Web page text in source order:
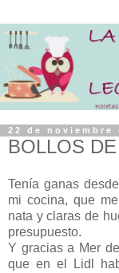
22 de noviembre
BOLLOS
Tenía ganas
mi cocina, que
nata y claras de
presupuesto.
Y gracias a Mer de
que en el Lidl